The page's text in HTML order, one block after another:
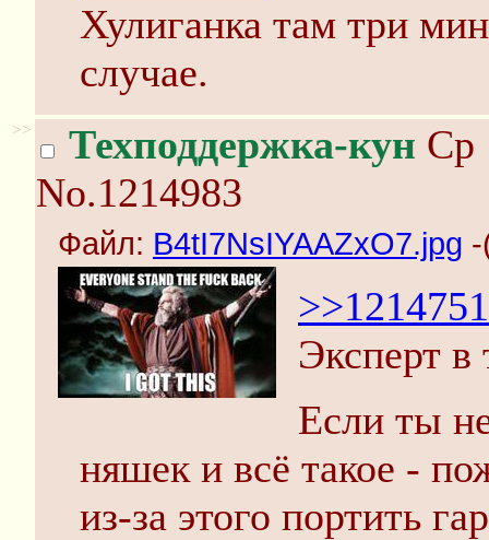
Хулиганка там три
случае.
>> Техподдержка-кун Ср
No.1214983
Файл: B4tI7NsIYAAZxO7.jpg
>>1214751
Эксперт
Если ты
няшек и всё такое -
из-за этого портить